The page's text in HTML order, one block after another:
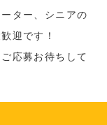
ター、シニアの
迎です！
応募お待ちして